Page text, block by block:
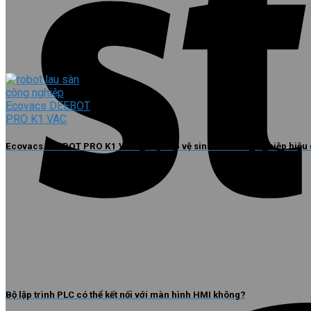
Ecovacs DEEBOT PRO K1 VAC giải pháp vệ sinh sàn công nghiệp hiệu
Bộ lập trình PLC có thể kết nối với màn hình HMI không?